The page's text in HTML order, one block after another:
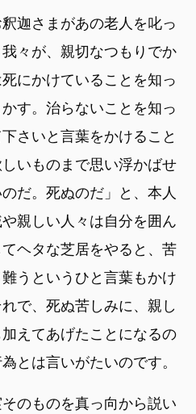
迦さまがあの老人を叱っ
々が、親切なつもりでか
にかけていることを知っ
す。治らないことを知っ
さいと言葉をかけること
いものまで思い浮かばせ
だ。死ぬのだ」と、本人
親しい人々は自分を囲ん
ヘタな芝居をやると、苦
うというひと言葉もかけ
で、死ぬ苦しみに、親し
えてあげたことになるの
とは言いがたいのです。
のものを真っ向から説い